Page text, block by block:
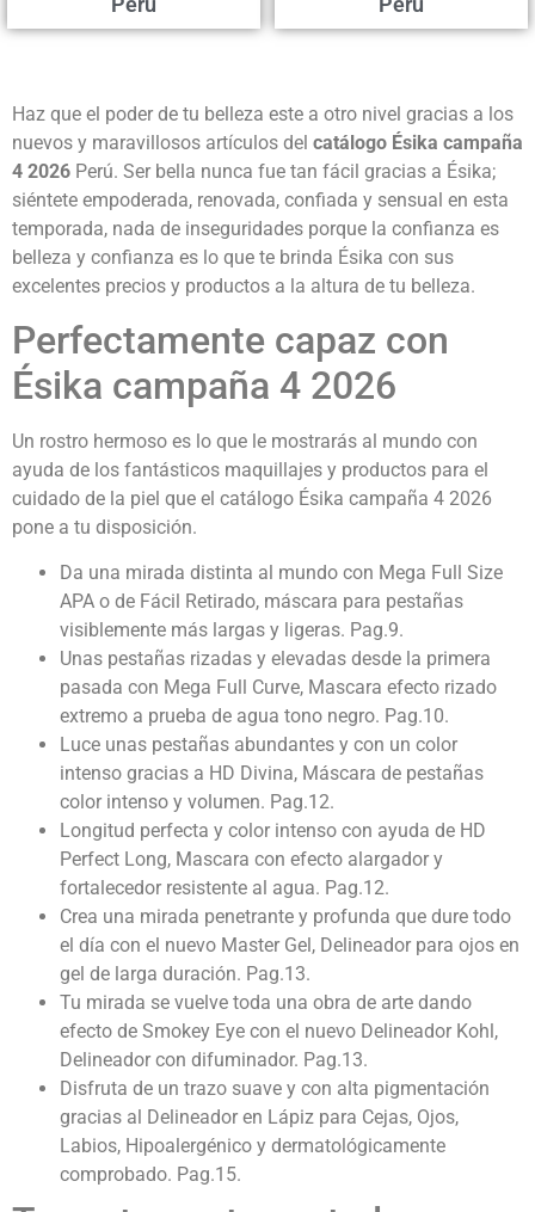
Haz que el poder de tu belleza este a otro nivel gracias a los
nuevos y maravillosos artículos del catálogo Ésika campaña
4 2026 Perú. Ser bella nunca fue tan fácil gracias a Ésika;
siéntete empoderada, renovada, confiada y sensual en esta
temporada, nada de inseguridades porque la confianza es
belleza y confianza es lo que te brinda Ésika con sus
excelentes precios y productos a la altura de tu belleza.
Perfectamente capaz con
Ésika campaña 4 2026
Un rostro hermoso es lo que le mostrarás al mundo con
ayuda de los fantásticos maquillajes y productos para el
cuidado de la piel que el catálogo Ésika campaña 4 2026
pone a tu disposición.
Da una mirada distinta al mundo con Mega Full Size
APA o de Fácil Retirado, máscara para pestañas
visiblemente más largas y ligeras. Pag.9.
Unas pestañas rizadas y elevadas desde la primera
pasada con Mega Full Curve, Mascara efecto rizado
extremo a prueba de agua tono negro. Pag.10.
Luce unas pestañas abundantes y con un color
intenso gracias a HD Divina, Máscara de pestañas
color intenso y volumen. Pag.12.
Longitud perfecta y color intenso con ayuda de HD
Perfect Long, Mascara con efecto alargador y
fortalecedor resistente al agua. Pag.12.
Crea una mirada penetrante y profunda que dure todo
el día con el nuevo Master Gel, Delineador para ojos en
gel de larga duración. Pag.13.
Tu mirada se vuelve toda una obra de arte dando
efecto de Smokey Eye con el nuevo Delineador Kohl,
Delineador con difuminador. Pag.13.
Disfruta de un trazo suave y con alta pigmentación
gracias al Delineador en Lápiz para Cejas, Ojos,
Labios, Hipoalergénico y dermatológicamente
comprobado. Pag.15.